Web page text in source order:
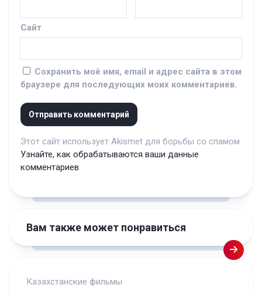
Сайт
Сохранить моё имя, email и адрес сайта в этом
браузере для последующих моих комментариев.
Этот сайт использует Akismet для борьбы со спамом.
Узнайте, как обрабатываются ваши данные
комментариев.
Вам также может понравиться
Казахстанские фильмы